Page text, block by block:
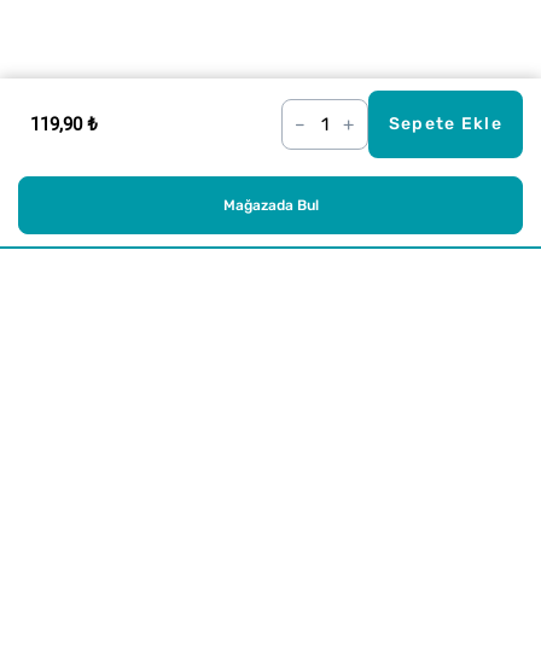
119,90 ₺ – + Sepete Ekle
Mağazada Bul